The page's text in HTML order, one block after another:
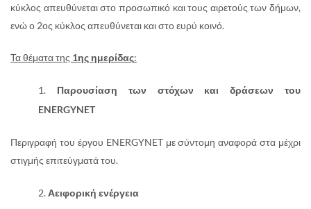
κύκλος απευθύνεται στο προσωπικό και τους αιρετούς των δήμων,
ενώ ο 2ος κύκλος απευθύνεται και στο ευρύ κοινό.
Τα θέματα της 1ης ημερίδας:
Παρουσίαση των στόχων και δράσεων του
ENERGYNET
Περιγραφή του έργου ENERGYNET με σύντομη αναφορά στα μέχρι
στιγμής επιτεύγματά του.
Αειφορική ενέργεια